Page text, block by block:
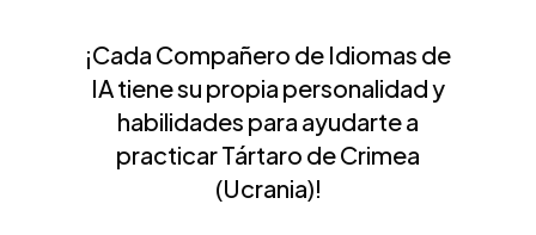
¡Cada Compañero de Idiomas de
IA tiene su propia personalidad y
habilidades para ayudarte a
practicar Tártaro de Crimea
(Ucrania)!